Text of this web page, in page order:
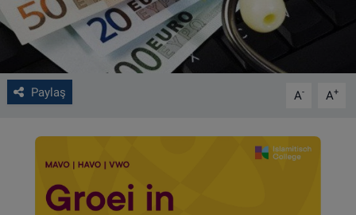
Paylaş A- A+
ALGEMENE VOORWAARDEN
CONTACT
Çerez Politikası